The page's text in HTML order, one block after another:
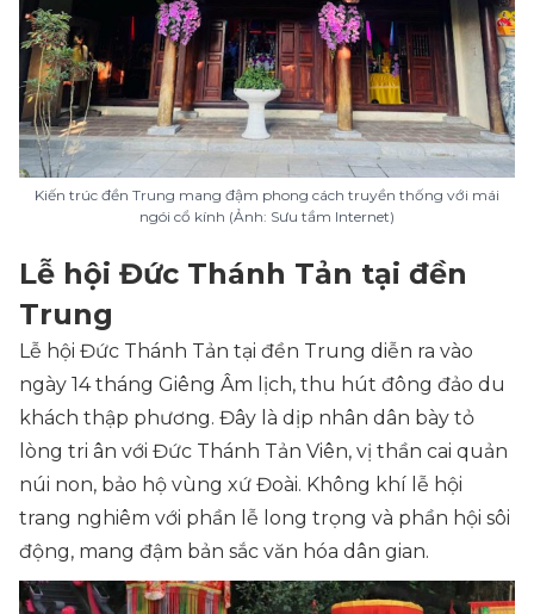
Kiến trúc đền Trung mang đậm phong cách truyền thống với mái
ngói cổ kính (Ảnh: Sưu tầm Internet)
Lễ hội Đức Thánh Tản tại đền
Trung
Lễ hội Đức Thánh Tản tại đền Trung diễn ra vào
ngày 14 tháng Giêng Âm lịch, thu hút đông đảo du
khách thập phương. Đây là dịp nhân dân bày tỏ
lòng tri ân với Đức Thánh Tản Viên, vị thần cai quản
núi non, bảo hộ vùng xứ Đoài. Không khí lễ hội
trang nghiêm với phần lễ long trọng và phần hội sôi
động, mang đậm bản sắc văn hóa dân gian.